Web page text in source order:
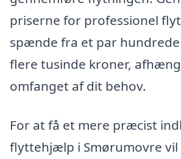
priserne for professionel
spænde fra et par
flere tusinde kroner,
omfanget af dit behov.
For at få et mere præcist
flyttehjælp i Smørumovre vil